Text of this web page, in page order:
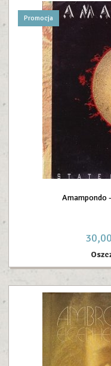
Promocja
Amampondo
30,00